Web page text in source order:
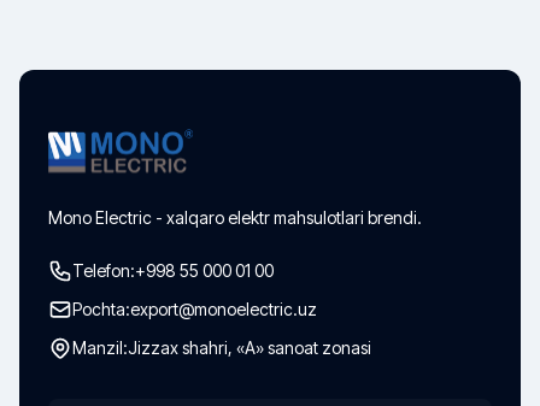
Mono Electric - xalqaro elektr mahsulotlari brendi.
Telefon:+998 55 000 01 00
Pochta:export@monoelectric.uz
Manzil:Jizzax shahri, «A» sanoat zonasi